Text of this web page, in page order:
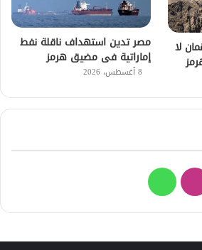
لا مصر تدين استهداف ناقلة نفط
إماراتية فى مضيق هرمز
8 أغسطس، 2026
انستقرامواتساب